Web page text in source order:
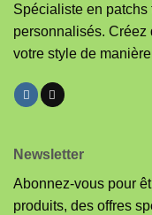
Spécialiste en
personnalisés. Créez
votre style de
Newsletter
Abonnez-vous pour
produits, des offres